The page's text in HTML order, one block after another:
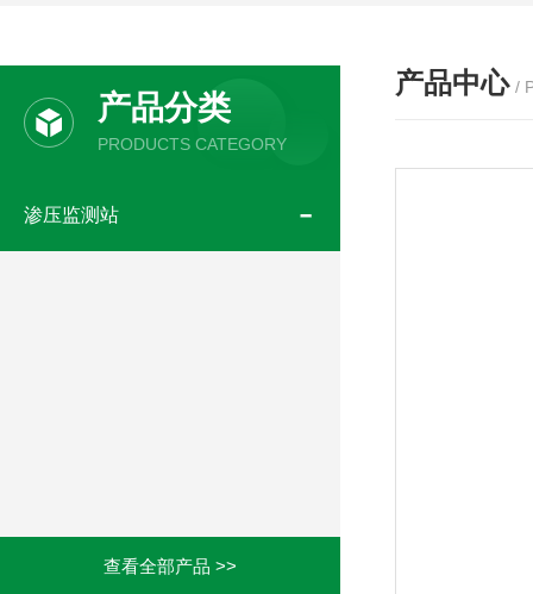
产品分类
PRODUCTS CATEGORY
渗压监测站
查看全部产品 >>
产品中心 /